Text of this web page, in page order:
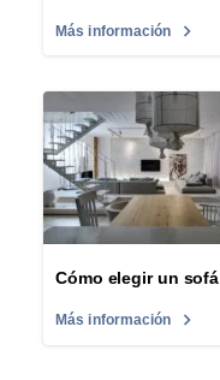
Más información
Cómo elegir un sofá
Más información